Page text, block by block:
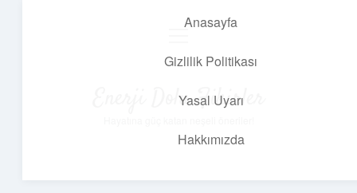
Anasayfa
Gizlilik Politikası
Yasal Uyarı
Hakkımızda
Enerji Dolu Fikirler